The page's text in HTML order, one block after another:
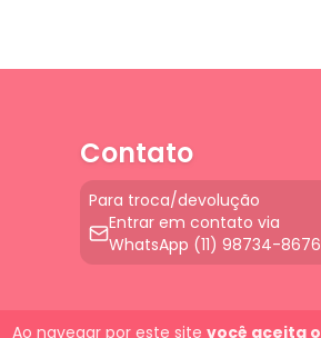
Ao navegar por este site você aceita o
Contato
Para troca/devolução
Entrar em contato via
WhatsApp (11) 98734-8676